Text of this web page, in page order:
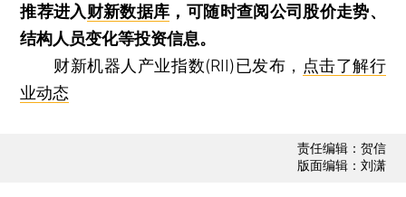
推荐进入财新数据库 ，可随时查阅公司股价走势、
结构人员变化等投资信息。
财新机器人产业指数(RII)已发布， 点击了解行
业动态
责任编辑：贺信
版面编辑：刘潇